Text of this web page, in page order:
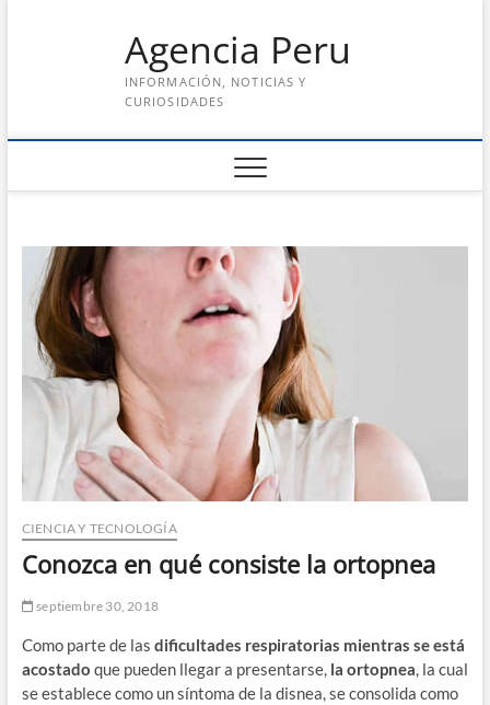
Agencia Peru
INFORMACIÓN, NOTICIAS Y
CURIOSIDADES
CIENCIA Y TECNOLOGÍA
Conozca en qué consiste la ortopnea
septiembre 30, 2018
Como parte de las dificultades respiratorias mientras se está
acostado que pueden llegar a presentarse, la ortopnea, la cual
se establece como un síntoma de la disnea, se consolida como